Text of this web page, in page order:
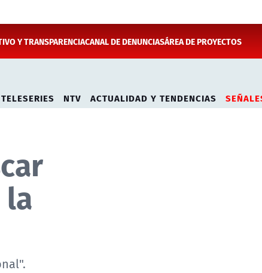
Y TRANSPARENCIACANAL DE DENUNCIASÁREA DE PROYECTOS
TELESERIES NTV ACTUALIDAD Y TENDENCIAS